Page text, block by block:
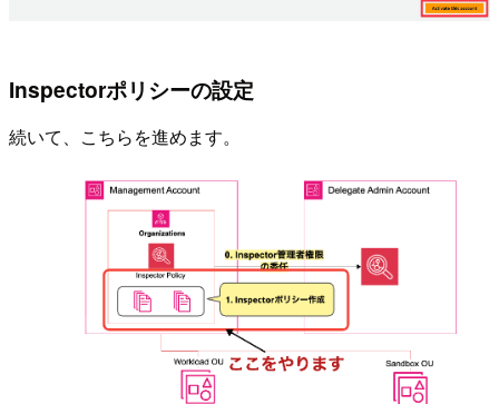
Inspectorポリシーの設定
続いて、こちらを進めます。